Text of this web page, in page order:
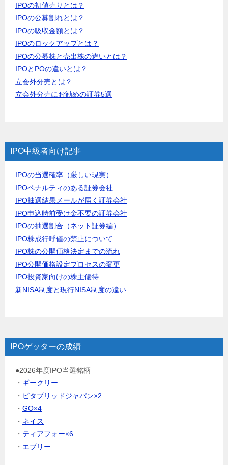
IPOの初値売りとは？
IPOの公募割れとは？
IPOの吸収金額とは？
IPOのロックアップとは？
IPOの公募株と売出株の違いとは？
IPOとPOの違いとは？
立会外分売とは？
立会外分売にお勧めの証券5選
IPO中級者向け記事
IPOの当選確率（厳しい現実）
IPOペナルティのある証券会社
IPO抽選結果メールが届く証券会社
IPO申込時前受け金不要の証券会社
IPOの抽選割合（ネット証券編）
IPO株成行呼値の禁止について
IPO株の公開価格決定までの流れ
IPO公開価格設定プロセスの変更
IPO投資家向けの株主優待
新NISA制度と現行NISA制度の違い
IPOゲッターの成績
●2026年度IPO当選銘柄
・ ギークリー
・ ビタブリッドジャパン×2
・ GO×4
・ ネイス
・ ティアフォー×6
・ エブリー